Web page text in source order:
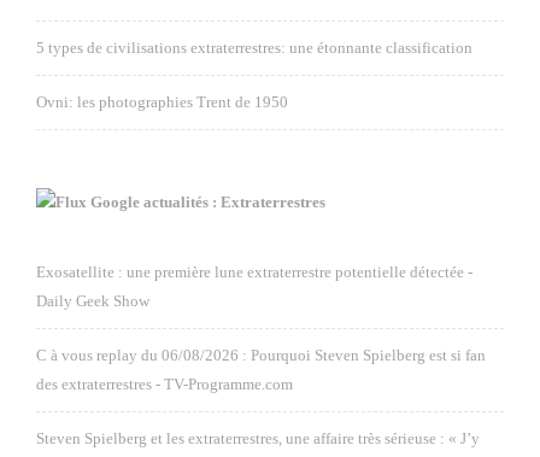
5 types de civilisations extraterrestres: une étonnante classification
Ovni: les photographies Trent de 1950
Google actualités : Extraterrestres
Exosatellite : une première lune extraterrestre potentielle détectée -
Daily Geek Show
C à vous replay du 06/08/2026 : Pourquoi Steven Spielberg est si fan
des extraterrestres - TV-Programme.com
Steven Spielberg et les extraterrestres, une affaire très sérieuse : « J’y